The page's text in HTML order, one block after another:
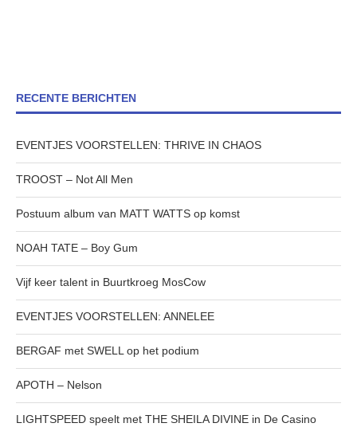
RECENTE BERICHTEN
EVENTJES VOORSTELLEN: THRIVE IN CHAOS
TROOST – Not All Men
Postuum album van MATT WATTS op komst
NOAH TATE – Boy Gum
Vijf keer talent in Buurtkroeg MosCow
EVENTJES VOORSTELLEN: ANNELEE
BERGAF met SWELL op het podium
APOTH – Nelson
LIGHTSPEED speelt met THE SHEILA DIVINE in De Casino